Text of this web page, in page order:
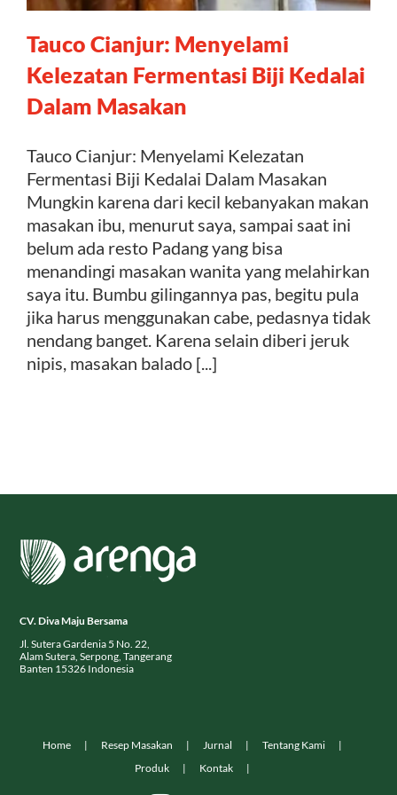
Kontak
Tauco Cianjur: Menyelami
Kelezatan Fermentasi Biji Kedalai
Dalam Masakan
Tauco Cianjur: Menyelami Kelezatan
Fermentasi Biji Kedalai Dalam Masakan
Mungkin karena dari kecil kebanyakan makan
masakan ibu, menurut saya, sampai saat ini
belum ada resto Padang yang bisa
menandingi masakan wanita yang melahirkan
saya itu. Bumbu gilingannya pas, begitu pula
jika harus menggunakan cabe, pedasnya tidak
nendang banget. Karena selain diberi jeruk
nipis, masakan balado [...]
CV. Diva Maju Bersama
Jl. Sutera Gardenia 5 No. 22,
Alam Sutera, Serpong, Tangerang
Banten 15326 Indonesia
Home Resep Masakan Jurnal
Tentang Kami
Produk
Kontak